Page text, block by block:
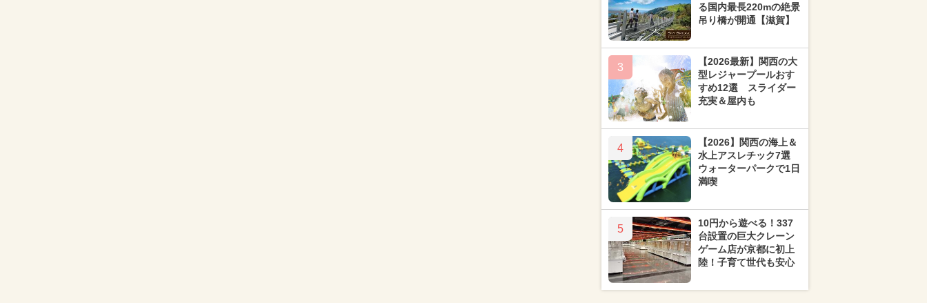
る国内最長220mの絶景
吊り橋が開通【滋賀】
3
【2026最新】関西の大
型レジャープールおす
すめ12選 スライダー
充実＆屋内も
4
【2026】関西の海上＆
水上アスレチック7選
ウォーターパークで1日
満喫
5
10円から遊べる！337
台設置の巨大クレーン
ゲーム店が京都に初上
陸！子育て世代も安心